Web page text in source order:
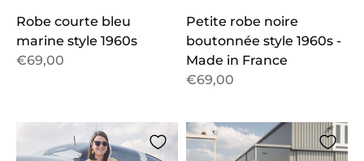
Robe courte bleu
marine style 1960s
€69,00
Petite robe noire
boutonnée style 1960s -
Made in France
€69,00